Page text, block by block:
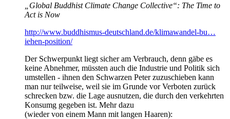
„Global Buddhist Climate Change Collective“: The Time to
Act is Now
http://www.buddhismus-deutschland.de/klimawandel-bu…
iehen-position/
Der Schwerpunkt liegt sicher am Verbrauch, denn gäbe es
keine Abnehmer, müssten auch die Industrie und Politik sich
umstellen - ihnen den Schwarzen Peter zuzuschieben kann
man nur teilweise, weil sie im Grunde vor Verboten zurück
schrecken bzw. die Lage ausnutzen, die durch den verkehrten
Konsumg gegeben ist. Mehr dazu
(wieder von einem Mann mit langen Haaren):